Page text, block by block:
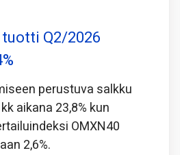
Q2/2026
perustuva salkku
aikana 23,8% kun
OMXN40
2,6%.